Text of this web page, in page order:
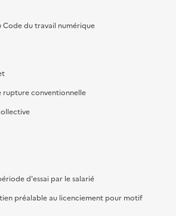
Code du travail numérique
rupture conventionnelle
d'essai par le salarié
préalable au licenciement pour motif